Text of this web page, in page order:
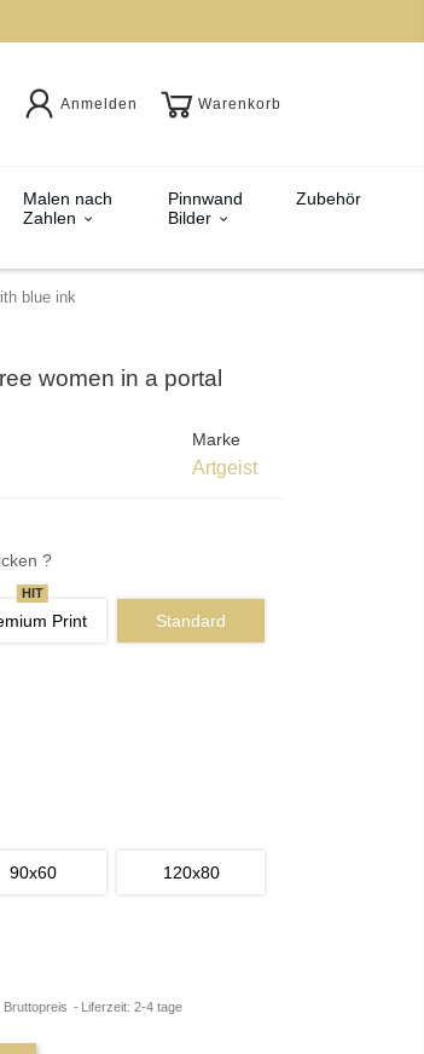
Anmelden Warenkorb
Malen nach
Zahlen
Pinnwand
Bilder
Zubehör
blue ink
women in a portal
Marke
Artgeist
?
Print
HIT
Standard
90x60 120x80
Bruttopreis Liferzeit: 2-4 tage